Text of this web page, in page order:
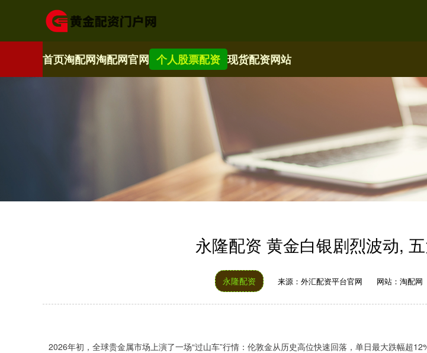
首页淘配网淘配网官网 个人股票配资 现货配资网站
永隆配资 黄金白银剧烈波动,
永隆配资 来源：外汇配资平台官网 网站：淘配网
2026年初，全球贵金属市场上演了一场“过山车”行情：伦敦金从历史高位快速回落，单日最大跌幅超